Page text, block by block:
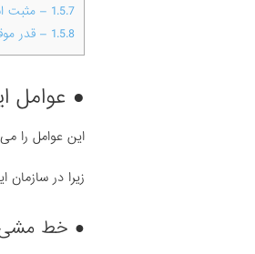
1.5.7 – مثبت
1.5.8 – قدر
● عوامل
این عوامل را
زیرا در
● خط مشی